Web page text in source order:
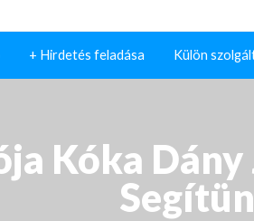
+ Hirdetés feladása Külön
Kóka